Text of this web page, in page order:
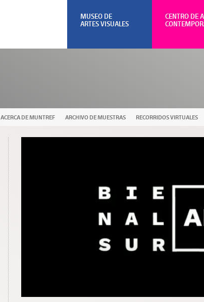
ACERCA DE MUNTREF ARCHIVO DE MUESTRAS RECORRIDOS VIRTUALES
CENTRO DE
MUSEO DE
ARTES VISUALES